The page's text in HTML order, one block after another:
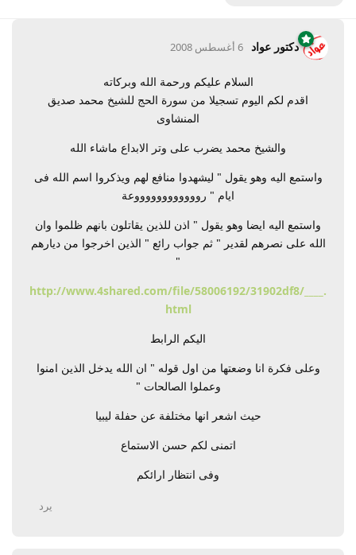
دكتور عواد 6 أغسطس 2008
السلام عليكم ورحمة الله وبركاته
اقدم لكم اليوم تسجيلا من سورة الحج للشيخ محمد صديق
المنشاوى
والشيخ محمد يضرب على وتر الابداع ماشاء الله
واستمع اليه وهو يقول " ليشهدوا منافع لهم ويذكروا اسم الله فى
ايام " رووووووووووووعة
واستمع اليه ايضا وهو يقول " اذن للذين يقاتلون بانهم ظلموا وان
الله على نصرهم لقدير " ثم جواب رائع " الذين اخرجوا من ديارهم
"
http://www.4shared.com/file/58006192/31902df8/____.
html
اليكم الرابط
وعلى فكرة انا وضعتها من اول قوله " ان الله يدخل الذين امنوا
وعملوا الصالحات "
حيث اشعر انها مختلفة عن حفلة ليبيا
اتمنى لكم حسن الاستماع
وفى انتظار ارائكم
يرد